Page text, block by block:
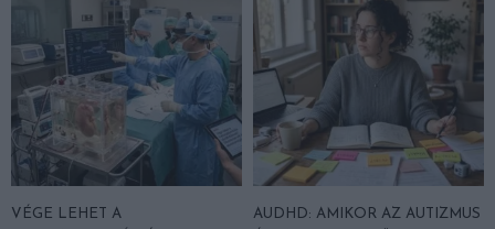
VÉGE LEHET A
AUDHD: AMIKOR AZ AUTIZMUS